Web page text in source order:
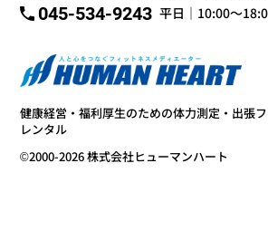
045-534-9243 平日｜10:00～
健康経営・福利厚生のための体力測定・出張
レンタル
©2000-2026 株式会社ヒューマンハート